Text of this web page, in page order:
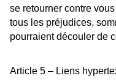
se retourner contre
tous les préjudices,
pourraient découler de
Article 5 – Liens